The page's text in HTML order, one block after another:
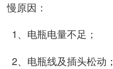
慢原因：
1、电瓶电量不足；
2、电瓶线及插头松动；